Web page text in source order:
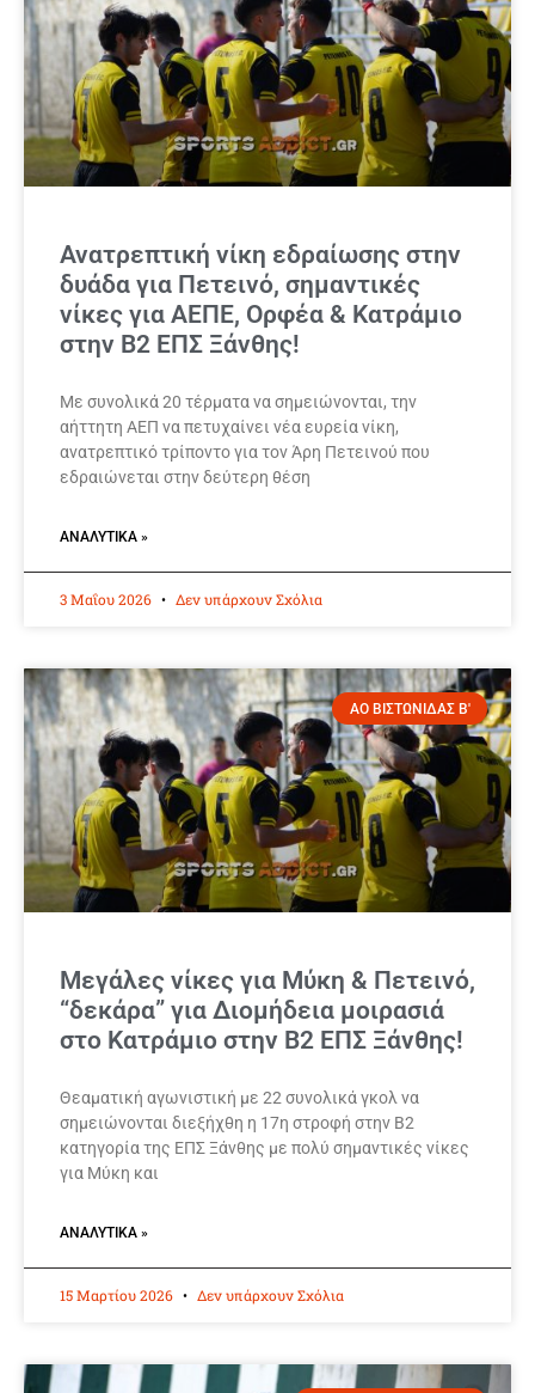
Ανατρεπτική νίκη εδραίωσης στην
δυάδα για Πετεινό, σημαντικές
νίκες για ΑΕΠΕ, Ορφέα & Κατράμιο
στην Β2 ΕΠΣ Ξάνθης!
Με συνολικά 20 τέρματα να σημειώνονται, την
αήττητη ΑΕΠ να πετυχαίνει νέα ευρεία νίκη,
ανατρεπτικό τρίποντο για τον Άρη Πετεινού που
εδραιώνεται στην δεύτερη θέση
ΑΝΑΛΥΤΙΚΆ »
3 Μαΐου 2026 Δεν υπάρχουν Σχόλια
ΑΟ ΒΙΣΤΩΝΙΔΑΣ Β'
Μεγάλες νίκες για Μύκη & Πετεινό,
“δεκάρα” για Διομήδεια μοιρασιά
στο Κατράμιο στην Β2 ΕΠΣ Ξάνθης!
Θεαματική αγωνιστική με 22 συνολικά γκολ να
σημειώνονται διεξήχθη η 17η στροφή στην Β2
κατηγορία της ΕΠΣ Ξάνθης με πολύ σημαντικές νίκες
για Μύκη και
ΑΝΑΛΥΤΙΚΆ »
15 Μαρτίου 2026 Δεν υπάρχουν Σχόλια